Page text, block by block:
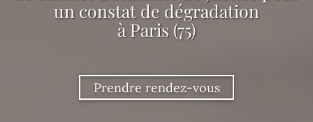
un constat de dégradation
à Paris (75)
Prendre rendez-vous